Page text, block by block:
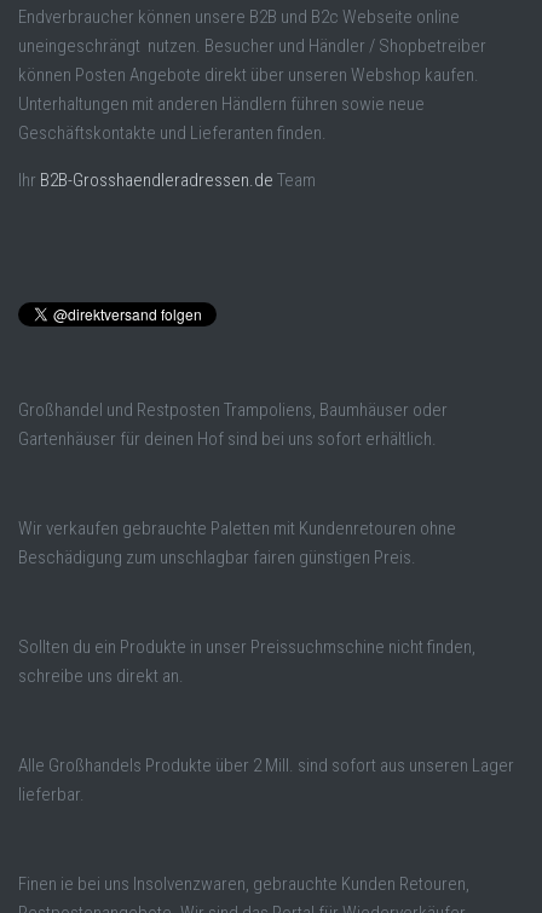
Endverbraucher können unsere B2B und B2c Webseite online
uneingeschrängt nutzen. Besucher und Händler / Shopbetreiber
können Posten Angebote direkt über unseren Webshop kaufen.
Unterhaltungen mit anderen Händlern führen sowie neue
Geschäftskontakte und Lieferanten finden.
Ihr B2B-Grosshaendleradressen.de Team
Großhandel und Restposten Trampoliens, Baumhäuser oder
Gartenhäuser für deinen Hof sind bei uns sofort erhältlich.
Wir verkaufen gebrauchte Paletten mit Kundenretouren ohne
Beschädigung zum unschlagbar fairen günstigen Preis.
Sollten du ein Produkte in unser Preissuchmschine nicht finden,
schreibe uns direkt an.
Alle Großhandels Produkte über 2 Mill. sind sofort aus unseren Lager
lieferbar.
Finen ie bei uns Insolvenzwaren, gebrauchte Kunden Retouren,